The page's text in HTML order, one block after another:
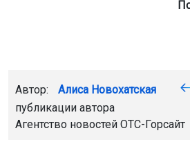
Автор: Алиса Новохатская
публикации автора
Агентство новостей ОТС-Горсайт